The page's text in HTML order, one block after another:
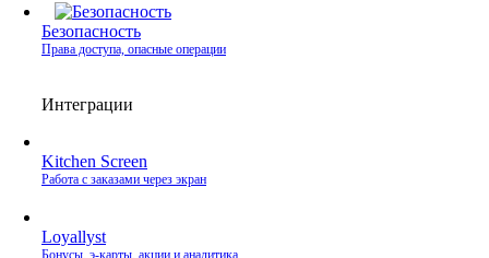
Безопасность
Права доступа, опасные операции
Интеграции
Kitchen Screen
Работа с заказами через экран
Loyallyst
Бонусы, э‑карты, акции и аналитика